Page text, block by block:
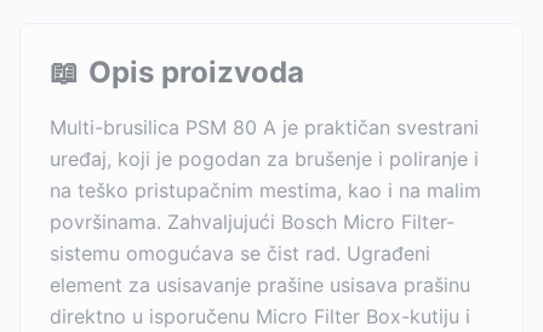
📖 Opis proizvoda
Multi-brusilica PSM 80 A je praktičan svestrani
uređaj, koji je pogodan za brušenje i poliranje i
na teško pristupačnim mestima, kao i na malim
površinama. Zahvaljujući Bosch Micro Filter-
sistemu omogućava se čist rad. Ugrađeni
element za usisavanje prašine usisava prašinu
direktno u isporučenu Micro Filter Box-kutiju i